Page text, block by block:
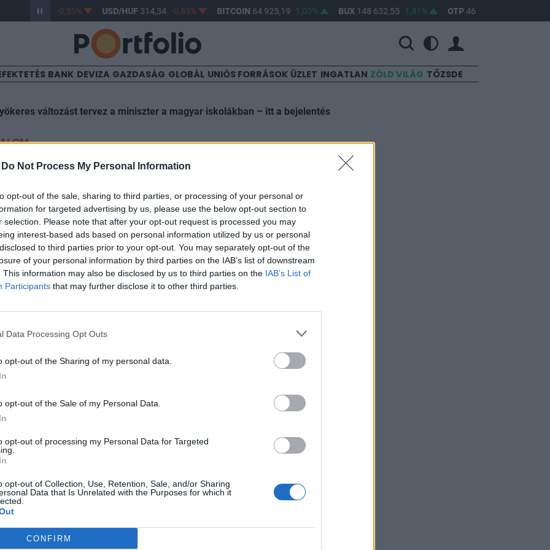
Do Not Process My Personal Information
opt-out of the sale, sharing to third parties, or processing of your personal or
for targeted advertising by us, please use the below opt-out section to
selection. Please note that after your opt-out request is processed you may
interest-based ads based on personal information utilized by us or personal
to third parties prior to your opt-out. You may separately opt-out of the
of your personal information by third parties on the IAB’s list of downstream
This information may also be disclosed by us to third parties on the IAB’s List of
Participants that may further disclose it to other third parties.
Data Processing Opt Outs
opt-out of the Sharing of my personal data.
opt-out of the Sale of my Personal Data.
opt-out of processing my Personal Data for Targeted
opt-out of Collection, Use, Retention, Sale, and/or Sharing
Data that Is Unrelated with the Purposes for which it
CONFIRM
363,41 -0,55% USD/HUF314,34 -0,83% BITCOIN64 925,19 1,03% BUX148 632,55 1,41% OTP46 890
BANK DEVIZA GAZDASÁG GLOBÁL UNIÓS FORRÁSOK ÜZLET INGATLAN ZÖLD VILÁG TŐZSDE
változást tervez a miniszter a magyar iskolákban – itt a bejelentés
bejelentés a Takarék Jelzálogbank
a változás.
besorolását, a külföldi és hazai valutában denominált hosszú
portfolio.hu hírarchívumához tartozik, melynek olvasása előfizetéses
tartalmazza:
cikkarchívum
elmúlt 2 év napon belüli
Előfizetés